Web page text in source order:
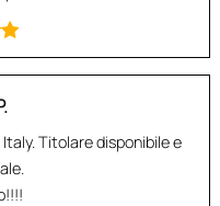
Titolare disponibile e